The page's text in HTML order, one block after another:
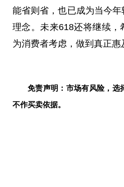
能省则省，也已成为当今
理念。未来618还将继续，
为消费者考虑，做到真正惠
免责声明：市场有风险，选
不作买卖依据。